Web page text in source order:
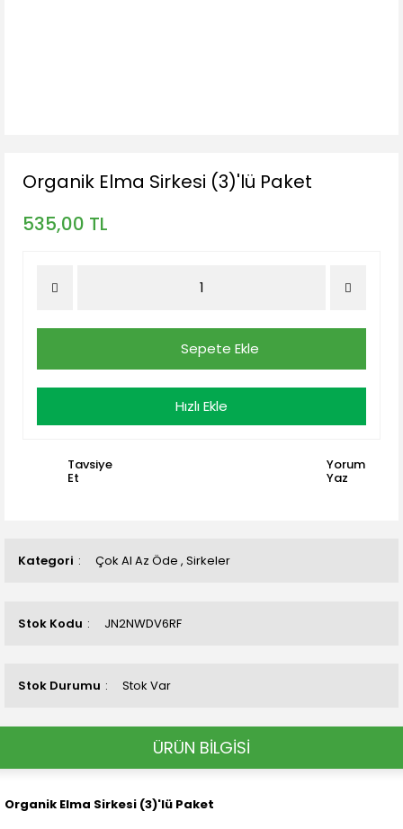
Kategori Çok Al Az Öde , Sirkeler
Stok Kodu JN2NWDV6RF
Stok Durumu Stok Var
Organik Elma Sirkesi (3)'lü Paket
535,00 TL
Sepete Ekle
Hızlı Ekle
Tavsiye
Et
Yorum
Yaz
ÜRÜN BİLGİSİ
Organik Elma Sirkesi (3)'lü Paket